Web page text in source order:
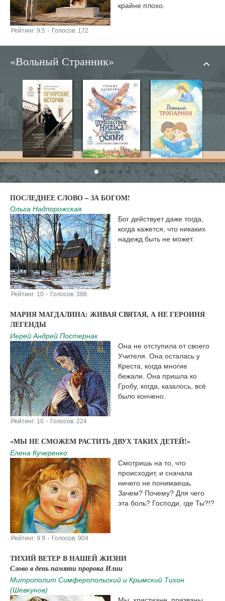
Рейтинг: 9.5 | Голосов: 172
крайне плохо.
«Вольный Странник»
ПОСЛЕДНЕЕ СЛОВО – ЗА БОГОМ!
Ольга Надпорожская
Рейтинг: 10 Голосов: 388
Бог действует даже тогда,
когда кажется, что никаких
надежд быть не может.
МАРИЯ МАГДАЛИНА: ЖИВАЯ СВЯТАЯ, А НЕ ГЕРОИНЯ
ЛЕГЕНДЫ
Иерей Андрей Постернак
Рейтинг: 10 Голосов: 224
Она не отступила от своего
Учителя. Она осталась у
Креста, когда многие
бежали. Она пришла ко
Гробу, когда, казалось, всё
было кончено.
«МЫ НЕ СМОЖЕМ РАСТИТЬ ДВУХ ТАКИХ ДЕТЕЙ!»
Елена Кучеренко
Рейтинг: 9.9 Голосов: 904
Смотришь на то, что
происходит, и сначала
ничего не понимаешь.
Зачем? Почему? Для чего
эта боль? Господи, где Ты?!?
ТИХИЙ ВЕТЕР В НАШЕЙ ЖИЗНИ
Слово в день памяти пророка Илии
Митрополит Симферопольский и Крымский Тихон
(Шевкунов)